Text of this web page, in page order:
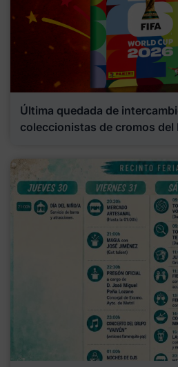
Última quedada de
coleccionistas de cromos